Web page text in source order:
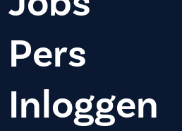
Pers
Inloggen